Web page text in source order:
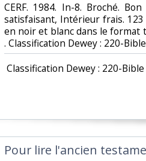
‎CERF. 1984. In-8. Broché.
satisfaisant, Intérieur frais.
en noir et blanc dans le format
. Classification Dewey : 220-Bible‎
‎ Classification Dewey : 220-Bible‎
‎Pour lire l'ancien